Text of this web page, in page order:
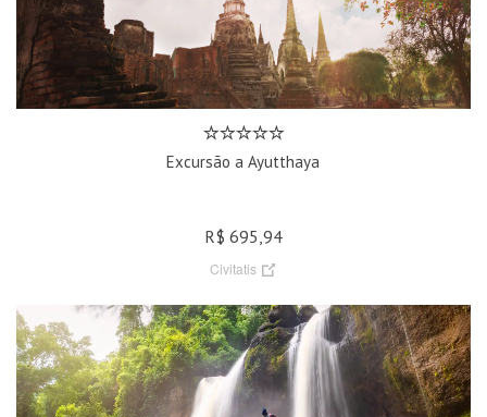
Excursão a Ayutthaya
R$ 695,94
Civitatis